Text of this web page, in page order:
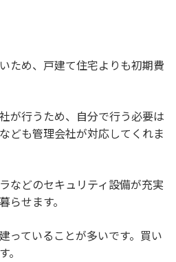
ため、戸建て住宅よりも初期費
が行うため、自分で行う必要は
ども管理会社が対応してくれま
などのセキュリティ設備が充実
らせます。
っていることが多いです。買い